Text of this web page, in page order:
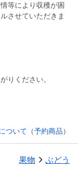
等により収穫が困
させていただきま
りください。
ついて（予約商品）
果物 ぶどう